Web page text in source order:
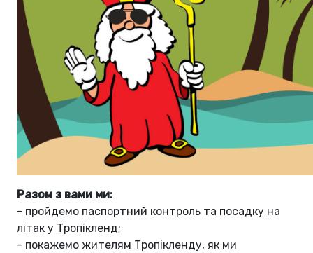
Разом з вами ми:
- пройдемо паспортний контроль та посадку на
літак у Тропікленд;
- покажемо жителям Тропікленду, як ми